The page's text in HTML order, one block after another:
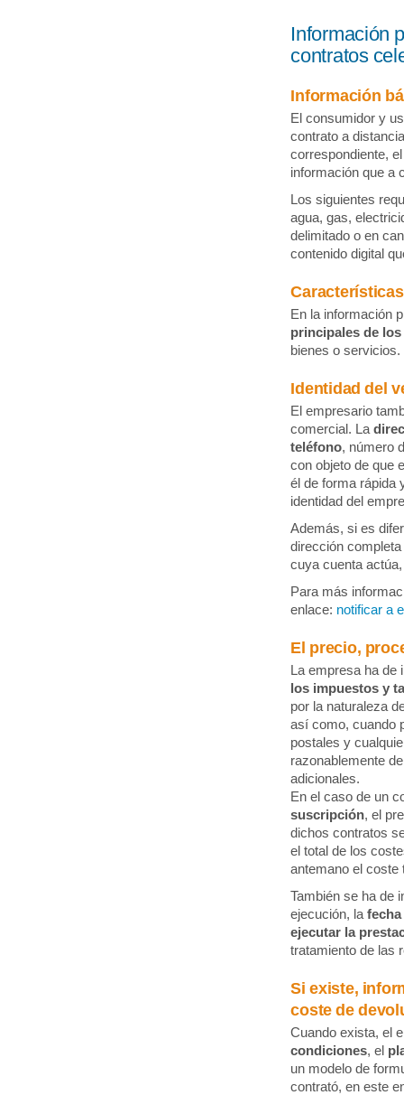
Información
contratos
Información
El consumidor y
contrato a
correspondiente,
información que a
Los siguientes
agua, gas,
delimitado o en
contenido digital
En la información
principales de
bienes o servicios.
Identidad del
El empresario
comercial. La
teléfono, número
con objeto de que
él de forma rápida
identidad del
Además, si es
dirección
cuya cuenta
Para más
enlace: notificar a
El precio,
La empresa ha de
los impuestos y
por la naturaleza
así como, cuando
postales y
razonablemente
adicionales.
En el caso de un
suscripción, el
dichos contratos
el total de los
antemano el coste
También se ha de
ejecución, la
ejecutar la
tratamiento de las
Si existe,
coste de
Cuando exista, el
condiciones, el
un modelo de
contrató, en este